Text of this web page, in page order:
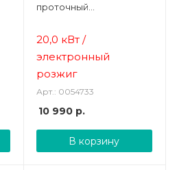
проточный
20,0 кВт /
электронный
розжиг
Арт.: 0054733
10 990р.
В корзину